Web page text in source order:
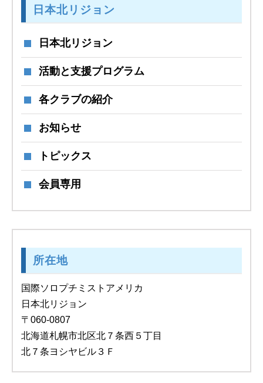
日本北リジョン
日本北リジョン
活動と支援プログラム
各クラブの紹介
お知らせ
トピックス
会員専用
所在地
国際ソロプチミストアメリカ
日本北リジョン
〒060-0807
北海道札幌市北区北７条西５丁目
北７条ヨシヤビル３Ｆ